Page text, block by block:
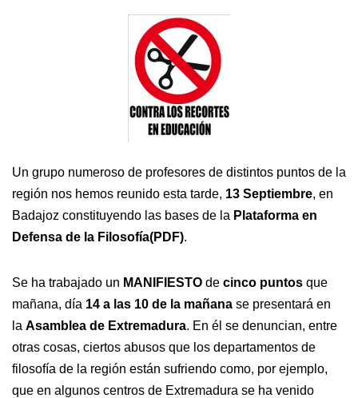
Un grupo numeroso de profesores de distintos puntos de la
región nos hemos reunido esta tarde, 13 Septiembre, en
Badajoz constituyendo las bases de la Plataforma en
Defensa de la Filosofía(PDF).
Se ha trabajado un MANIFIESTO de cinco puntos que
mañana, día 14 a las 10 de la mañana se presentará en
la Asamblea de Extremadura. En él se denuncian, entre
otras cosas, ciertos abusos que los departamentos de
filosofía de la región están sufriendo como, por ejemplo,
que en algunos centros de Extremadura se ha venido